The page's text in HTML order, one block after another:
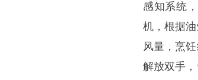
感知系统
机，根据
风量，烹
解放双手